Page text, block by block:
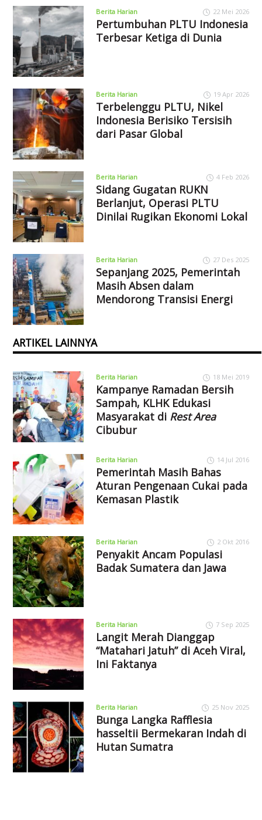
Berita Harian 22 Mei 2026
Pertumbuhan PLTU Indonesia
Terbesar Ketiga di Dunia
Berita Harian 19 Apr 2026
Terbelenggu PLTU, Nikel
Indonesia Berisiko Tersisih
dari Pasar Global
Berita Harian 4 Feb 2026
Sidang Gugatan RUKN
Berlanjut, Operasi PLTU
Dinilai Rugikan Ekonomi Lokal
Berita Harian 27 Des 2025
Sepanjang 2025, Pemerintah
Masih Absen dalam
Mendorong Transisi Energi
ARTIKEL LAINNYA
Berita Harian 18 Mei 2019
Kampanye Ramadan Bersih
Sampah, KLHK Edukasi
Masyarakat di Rest Area
Cibubur
Berita Harian 14 Jul 2016
Pemerintah Masih Bahas
Aturan Pengenaan Cukai pada
Kemasan Plastik
Berita Harian 2 Okt 2016
Penyakit Ancam Populasi
Badak Sumatera dan Jawa
Berita Harian 7 Sep 2025
Langit Merah Dianggap
“Matahari Jatuh” di Aceh Viral,
Ini Faktanya
Berita Harian 25 Nov 2025
Bunga Langka Rafflesia
hasseltii Bermekaran Indah di
Hutan Sumatra